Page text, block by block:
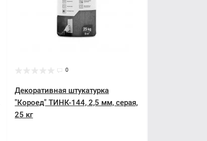
0
Декоративная штукатурка
"Короед" ТИНК-144, 2,5 мм, серая,
25 кг